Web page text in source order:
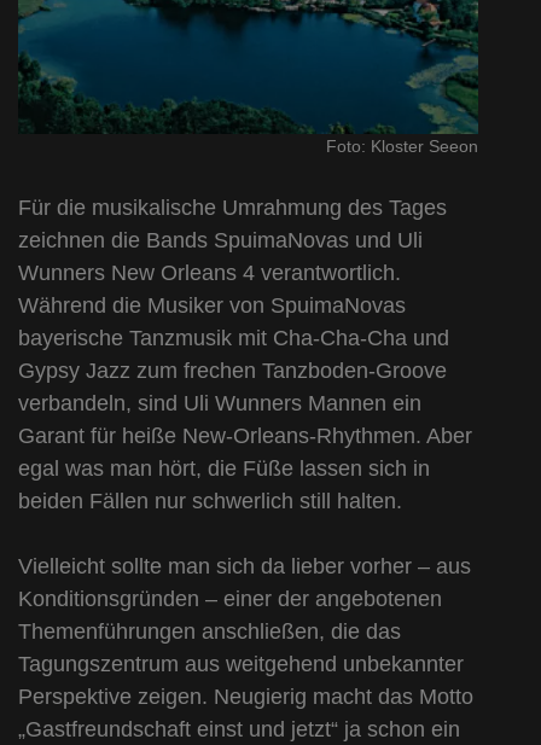
Foto: Kloster Seeon
Für die musikalische Umrahmung des Tages
zeichnen die Bands SpuimaNovas und Uli
Wunners New Orleans 4 verantwortlich.
Während die Musiker von SpuimaNovas
bayerische Tanzmusik mit Cha-Cha-Cha und
Gypsy Jazz zum frechen Tanzboden-Groove
verbandeln, sind Uli Wunners Mannen ein
Garant für heiße New-Orleans-Rhythmen. Aber
egal was man hört, die Füße lassen sich in
beiden Fällen nur schwerlich still halten.
Vielleicht sollte man sich da lieber vorher – aus
Konditionsgründen – einer der angebotenen
Themenführungen anschließen, die das
Tagungszentrum aus weitgehend unbekannter
Perspektive zeigen. Neugierig macht das Motto
„Gastfreundschaft einst und jetzt“ ja schon ein